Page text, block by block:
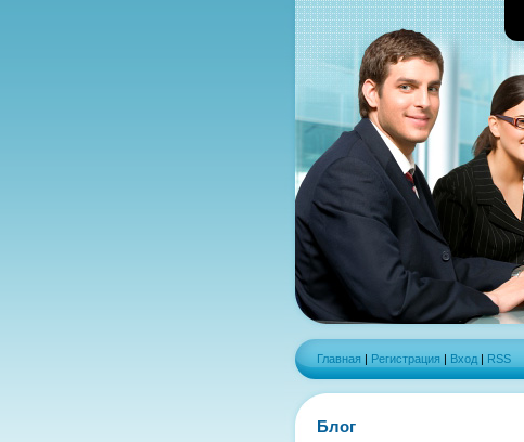
Главная | Регистрация | Вход | RSS
Блог